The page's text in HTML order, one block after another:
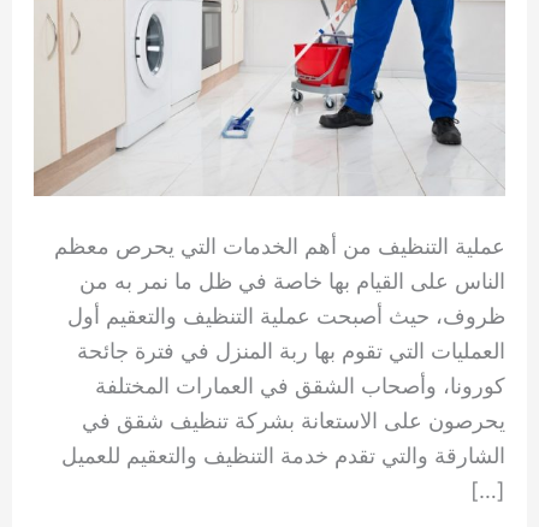
عملية التنظيف من أهم الخدمات التي يحرص معظم
الناس على القيام بها خاصة في ظل ما نمر به من
ظروف، حيث أصبحت عملية التنظيف والتعقيم أول
العمليات التي تقوم بها ربة المنزل في فترة جائحة
كورونا، وأصحاب الشقق في العمارات المختلفة
يحرصون على الاستعانة بشركة تنظيف شقق في
الشارقة والتي تقدم خدمة التنظيف والتعقيم للعميل
[…]